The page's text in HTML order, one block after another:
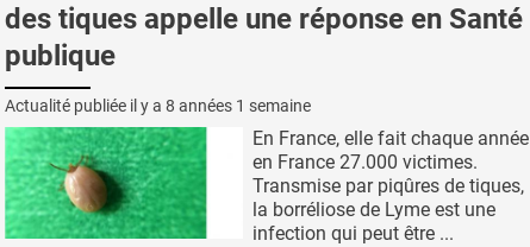
des tiques appelle une réponse en Santé
publique
Actualité publiée il y a 8 années 1 semaine
En France, elle fait chaque année
en France 27.000 victimes.
Transmise par piqûres de tiques,
la borréliose de Lyme est une
infection qui peut être ...